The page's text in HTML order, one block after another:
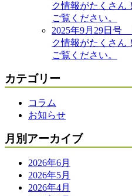
ク情報がたくさん
ご覧ください。
2025年9月29日号
ク情報がたくさん
ご覧ください。
カテゴリー
コラム
お知らせ
月別アーカイブ
2026年6月
2026年5月
2026年4月